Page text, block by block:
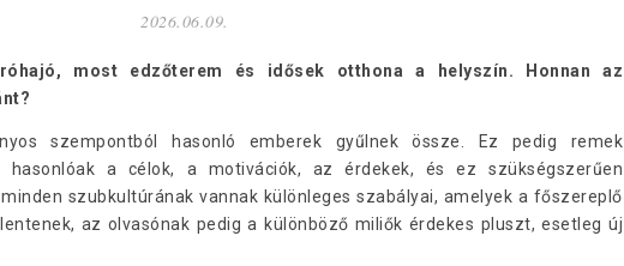
2026.06.09.
most edzőterem és idősek otthona a helyszín. Honnan az
szempontból hasonló emberek gyűlnek össze. Ez pedig remek
hasonlóak a célok, a motivációk, az érdekek, és ez szükségszerűen
szubkultúrának vannak különleges szabályai, amelyek a főszereplő
az olvasónak pedig a különböző miliők érdekes pluszt, esetleg új